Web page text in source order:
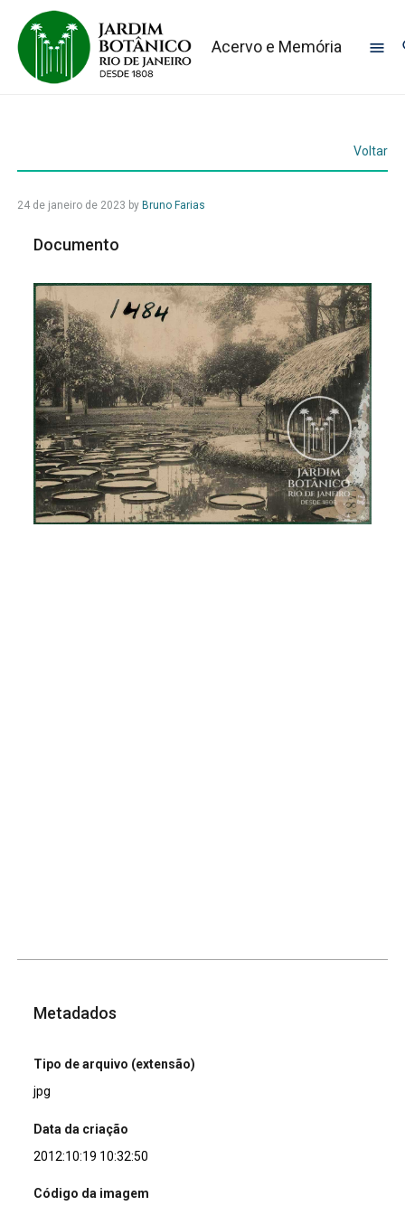
Acervo e Memória
Voltar
24 de janeiro de 2023 by Bruno Farias
Documento
Metadados
Tipo de arquivo (extensão)
jpg
Data da criação
2012:10:19 10:32:50
Código da imagem